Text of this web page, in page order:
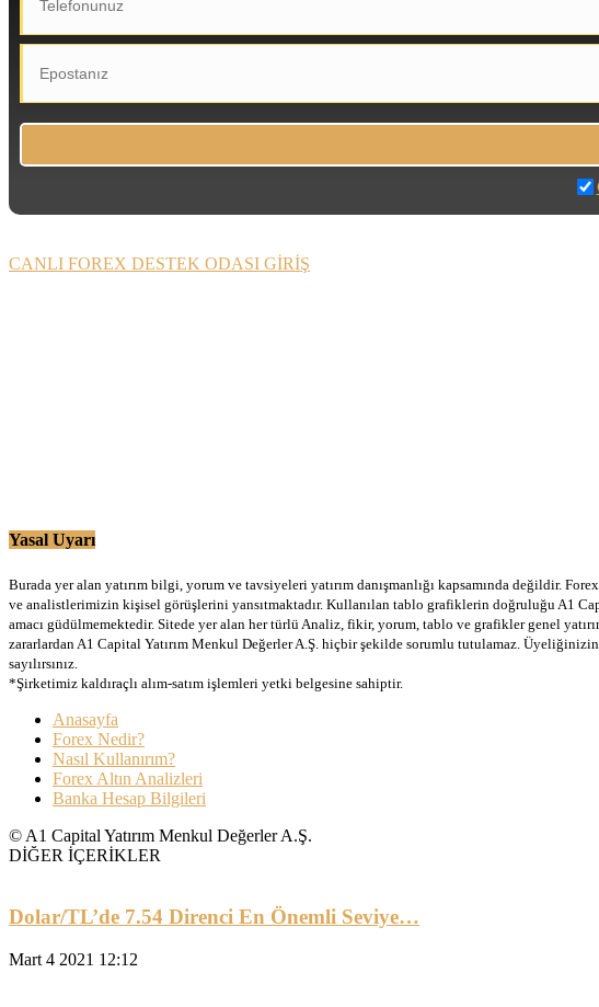
CANLI FOREX DESTEK ODASI GİRİŞ
Yasal Uyarı
Burada yer alan yatırım bilgi, yorum ve tavsiyeleri yatırım danışmanlığı kapsamında değildir.
ve analistlerimizin kişisel görüşlerini yansıtmaktadır. Kullanılan tablo grafiklerin doğruluğu A1
amacı güdülmemektedir. Sitede yer alan her türlü Analiz, fikir, yorum, tablo ve grafikler genel
zararlardan A1 Capital Yatırım Menkul Değerler A.Ş. hiçbir şekilde sorumlu tutulamaz.
sayılırsınız.
*Şirketimiz kaldıraçlı alım-satım işlemleri yetki belgesine sahiptir.
Anasayfa
Forex Nedir?
Nasıl Kullanırım?
Forex Altın Analizleri
Banka Hesap Bilgileri
© A1 Capital Yatırım Menkul Değerler A.Ş.
DİĞER İÇERİKLER
Dolar/TL’de 7.54 Direnci En Önemli Seviye…
Mart 4 2021 12:12